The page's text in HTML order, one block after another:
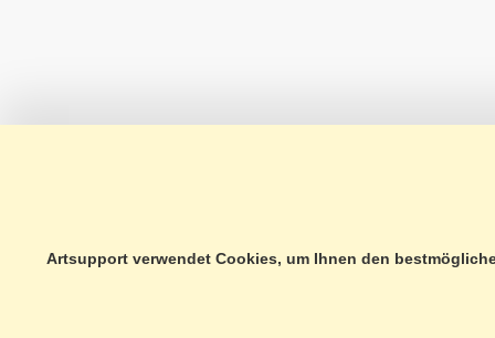
Artsupport verwendet Cookies, um Ihnen den